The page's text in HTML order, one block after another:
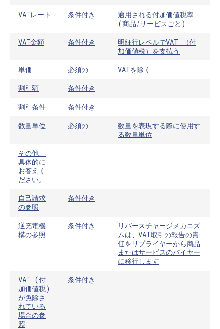
VATレート
条件付き
適用される付加価値税率
(商品/サービスごと)
VAT金額
条件付き
明細行レベルでVAT （付
加価値税）を支払う
単価
必須の
VATを除く
割引額
条件付き
割引条件
条件付き
数量単位
必須の
数量を表現する際に使用す
る数量単位
その他、
具体的に
お答えく
ださい。
自己請求
の参照
条件付き
逆充電機
構の参照
条件付き
リバースチャージメカニズ
ムは、VAT取引の報告の責
任をサプライヤーから商品
またはサービスのバイヤー
に移行します
VAT (付
加価値税)
が免除さ
れている
場合の参
照
条件付き